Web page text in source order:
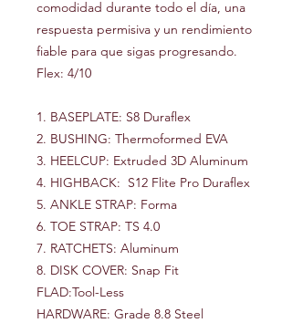
comodidad durante todo el día, una
respuesta permisiva y un rendimiento
fiable para que sigas progresando.
Flex: 4/10
1. BASEPLATE: S8 Duraflex
2. BUSHING: Thermoformed EVA
3. HEELCUP: Extruded 3D Aluminum
4. HIGHBACK: S12 Flite Pro Duraflex
5. ANKLE STRAP: Forma
6. TOE STRAP: TS 4.0
7. RATCHETS: Aluminum
8. DISK COVER: Snap Fit
FLAD:Tool-Less
HARDWARE: Grade 8.8 Steel